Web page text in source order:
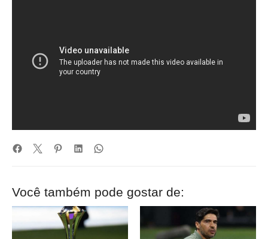
Você também pode gostar de: